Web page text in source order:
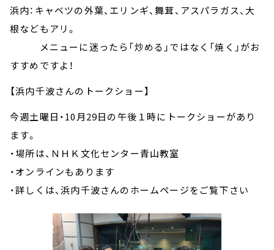
浜内：キャベツの外葉、エリンギ、舞茸、アスパラガス、大
根などもアリ。
メニューに迷ったら「炒める」ではなく「焼く」がお
すすめですよ！
【浜内千波さんのトークショー】
今週土曜日・10月29日の午後１時にトークショーがあり
ます。
・場所は、ＮＨＫ文化センター青山教室
・オンラインもあります
・詳しくは、浜内千波さんのホームページをご覧下さい